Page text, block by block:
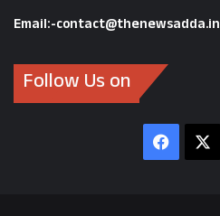
Email:-contact@thenewsadda.in
Follow Us on
Facebook